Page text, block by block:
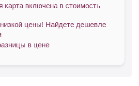
карта включена в стоимость
низкой цены! Найдете дешевле
в цене